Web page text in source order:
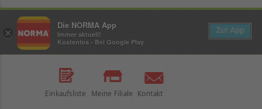
Einkaufsliste Meine Filiale Kontakt
×
Die NORMA App
Immer aktuell!
Kostenlos - Bei Google Play
Zur App